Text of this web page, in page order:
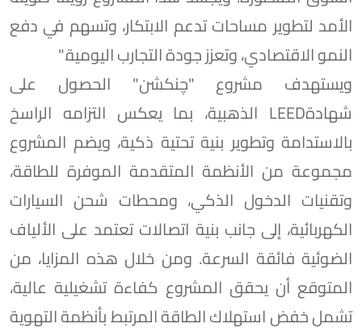
الأمد لتطوير مساحات تدعم الابتكار، وتسهم في دفع
النمو الاقتصادي، وتعزز جودة التجارب اليومية."
ويستهدف مشروع "چنكشن" الحصول على
شهادةLEED الذهبية، بما يعكس التزامه الراسخ
بالاستدامة وتطوير بنية تحتية ذكية، ويضم المشروع
مجموعة من الأنظمة المتقدمة الموفرة للطاقة،
وتقنيات الدخول الذكي، ومحطات شحن السيارات
الكهربائية، إلى جانب بنية اتصالات تعتمد على الألياف
الضوئية فائقة السرعة. ومن خلال هذه المزايا، من
المتوقع أن يحقق المشروع كفاءة تشغيلية عالية،
تشمل خفض استهلاك الطاقة المرتبط بأنظمة التهوية